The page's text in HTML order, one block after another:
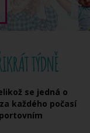
TÝDNĚ
se jedná o
každého počasí